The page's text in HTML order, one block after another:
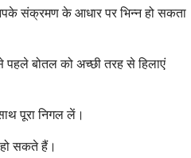
संक्रमण के आधार पर भिन्न हो सकता
बोतल को अच्छी तरह से हिलाएं
पूरा निगल लें।
सकते हैं।